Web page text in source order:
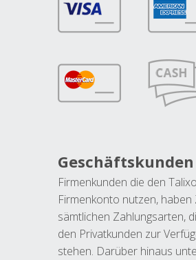
Geschäftskunden
Firmenkunden die den
Firmenkonto nutzen, haben
sämtlichen Zahlungsarten,
den Privatkunden zur
stehen. Darüber hinaus